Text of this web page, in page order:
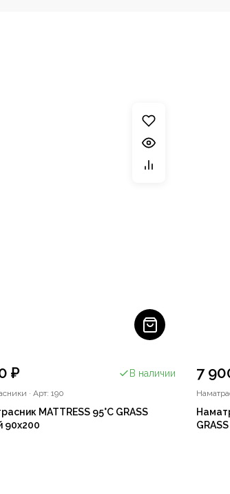
₽ В наличии
· Арт: 190
MATTRESS 95°C GRASS
90х200
7